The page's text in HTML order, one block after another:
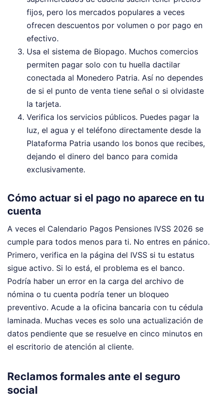
fijos, pero los mercados populares a veces
ofrecen descuentos por volumen o por pago en
efectivo.
Usa el sistema de Biopago. Muchos comercios
permiten pagar solo con tu huella dactilar
conectada al Monedero Patria. Así no dependes
de si el punto de venta tiene señal o si olvidaste
la tarjeta.
Verifica los servicios públicos. Puedes pagar la
luz, el agua y el teléfono directamente desde la
Plataforma Patria usando los bonos que recibes,
dejando el dinero del banco para comida
exclusivamente.
Cómo actuar si el pago no aparece en tu
cuenta
A veces el Calendario Pagos Pensiones IVSS 2026 se
cumple para todos menos para ti. No entres en pánico.
Primero, verifica en la página del IVSS si tu estatus
sigue activo. Si lo está, el problema es el banco.
Podría haber un error en la carga del archivo de
nómina o tu cuenta podría tener un bloqueo
preventivo. Acude a la oficina bancaria con tu cédula
laminada. Muchas veces es solo una actualización de
datos pendiente que se resuelve en cinco minutos en
el escritorio de atención al cliente.
Reclamos formales ante el seguro
social